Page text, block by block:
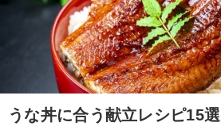
うな丼に合う献立レシピ15